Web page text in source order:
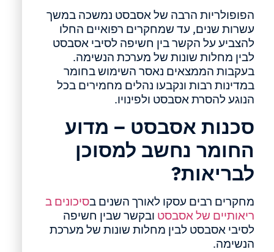
הפופולריות הרבה של אסבסט נמשכה במשך
עשרות שנים, עד שמחקרים רפואיים החלו
להצביע על הקשר בין חשיפה לסיבי אסבסט
לבין מחלות שונות של מערכת הנשימה.
בעקבות הממצאים נאסר השימוש בחומר
במדינות רבות ונקבעו נהלים מחמירים בכל
הנוגע להסרת אסבסט ולפינויו.
סכנות אסבסט – מדוע
החומר נחשב למסוכן
לבריאות?
מחקרים רבים עסקו לאורך השנים בסיכונים ב
ריאותיים של אסבסט ובקשר שבין חשיפה
לסיבי אסבסט לבין מחלות שונות של מערכת
הנשימה.